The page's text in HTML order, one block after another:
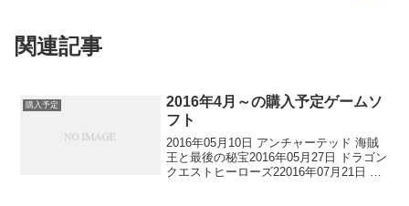
関連記事
購入予定
2016年4月～の購入予定ゲームソ
フト
2016年05月10日 アンチャーテッド 海賊
王と最後の秘宝2016年05月27日 ドラゴン
クエストヒーローズ22016年07月21日 イ